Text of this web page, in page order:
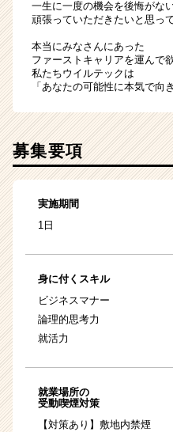
一生に一度の機会を後悔がな
頑張っていただきたいと思っ
本当にみなさんにあった
ファーストキャリアを運んで
私たちウイルテックは
「あなたの可能性に本気で向
募集要項
実施期間
1日
身に付くスキル
ビジネスマナー
論理的思考力
就活力
就業場所の
受動喫煙対策
【対策あり】敷地内禁煙